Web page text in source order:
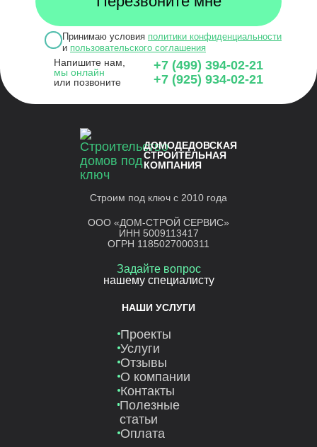
Принимаю условия политики конфиденциальности
и пользовательского соглашения
Напишите нам,
мы онлайн
или позвоните
+7 (499) 394-02-21
+7 (925) 934-02-21
ДОМОДЕДОВСКАЯ
СТРОИТЕЛЬНАЯ
КОМПАНИЯ
Строим под ключ с 2010 года
ООО «ДОМ-СТРОЙ СЕРВИС»
ИНН 5009113417
ОГРН 1185027000311
Задайте вопрос
нашему специалисту
НАШИ УСЛУГИ
Проекты
Услуги
Отзывы
О компании
Контакты
Полезные
статьи
Оплата